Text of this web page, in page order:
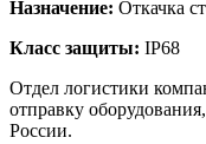
Назначение: Откачка
Класс защиты: IP68
Отдел логистики
отправку
России.